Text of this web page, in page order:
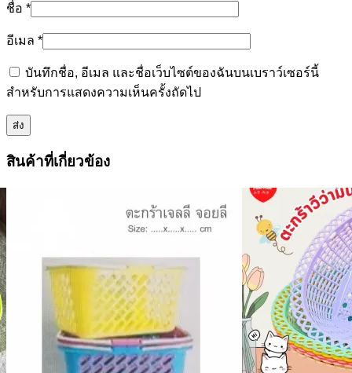
ชื่อ *
อีเมล *
บันทึกชื่อ, อีเมล และชื่อเว็บไซต์ของฉันบนเบราว์เซอร์นี้
สำหรับการแสดงความเห็นครั้งถัดไป
สินค้าที่เกี่ยวข้อง